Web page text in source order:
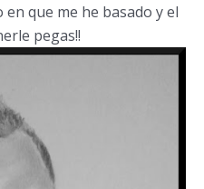
que me he basado y el
pegas!!